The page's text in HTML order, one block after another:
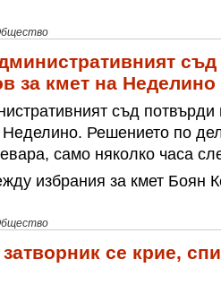
за кмет на Неделино
съд
Неделино. Решението по
само няколко часа
избрания за кмет Боян
се крие,